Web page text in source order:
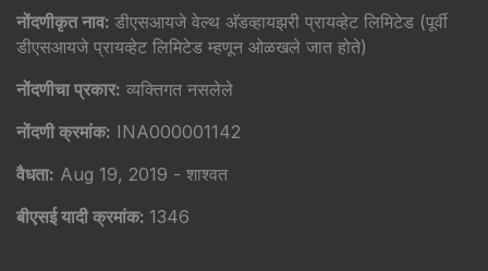
नोंदणीकृत नाव: डीएसआयजे वेल्थ अ‍ॅडव्हायझरी प्रायव्हेट लिमिटेड (पूर्वी
डीएसआयजे प्रायव्हेट लिमिटेड म्हणून ओळखले जात होते)
नोंदणीचा प्रकार: व्यक्तिगत नसलेले
नोंदणी क्रमांक: INA000001142
वैधता: Aug 19, 2019 - शाश्वत
बीएसई यादी क्रमांक: 1346